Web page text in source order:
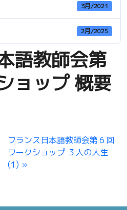
3月/2021
2月/2025
語教師会第
ョップ 概要
フランス日本語教師会第６回
ワークショップ ３人の人生
(1)